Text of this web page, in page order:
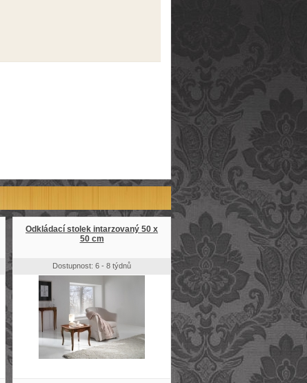
Odkládací stolek intarzovaný 50 x
50 cm
Dostupnost: 6 - 8 týdnů